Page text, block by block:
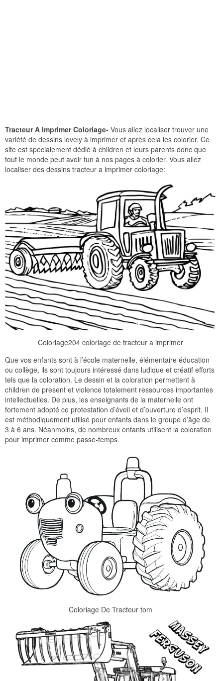
Tracteur A Imprimer Coloriage- Vous allez localiser trouver une
variété de dessins lovely à imprimer et après cela les colorier. Ce
site est spécialement dédié à children et leurs parents donc que
tout le monde peut avoir fun à nos pages à colorier. Vous allez
localiser des dessins tracteur a imprimer coloriage:
Coloriage204 coloriage de tracteur a imprimer
Que vos enfants sont à l’école maternelle, élémentaire éducation
ou collège, ils sont toujours intéressé dans ludique et créatif efforts
tels que la coloration. Le dessin et la coloration permettent à
children de present et violence totalement ressources importantes
intellectuelles. De plus, les enseignants de la maternelle ont
fortement adopté ce protestation d’éveil et d’ouverture d’esprit. Il
est méthodiquement utilisé pour enfants dans le groupe d’âge de
3 à 6 ans. Néanmoins, de nombreux enfants utilisent la coloration
pour imprimer comme passe-temps.
Coloriage De Tracteur tom